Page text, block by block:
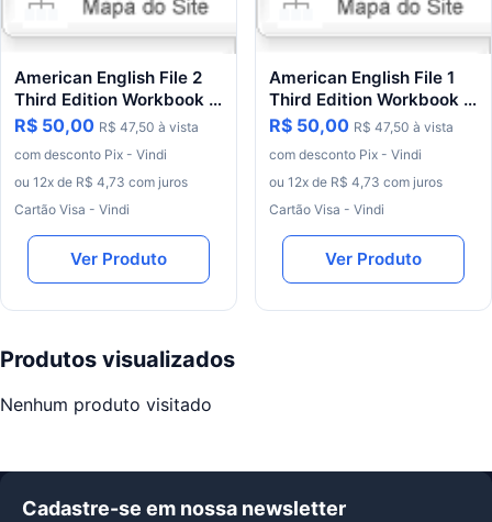
American English File 2
Third Edition Workbook +
Student book
R$ 50,00 R$ 47,50 à vista
com desconto Pix - Vindi
ou 12x de R$ 4,73 com juros
Cartão Visa - Vindi
Ver Produto
American English File 1
Third Edition Workbook +
Student book
R$ 50,00 R$ 47,50 à vista
com desconto Pix - Vindi
ou 12x de R$ 4,73 com juros
Cartão Visa - Vindi
Ver Produto
Produtos visualizados
Nenhum produto visitado
Cadastre-se em nossa newsletter